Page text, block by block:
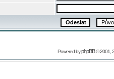
Powered byphpBB© 2001,